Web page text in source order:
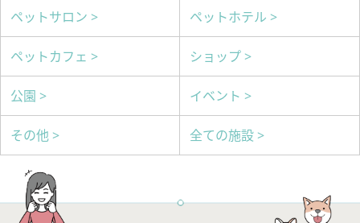
ペットサロン > ペットホテル >
ペットカフェ > ショップ >
公園 > イベント >
その他 > 全ての施設 >